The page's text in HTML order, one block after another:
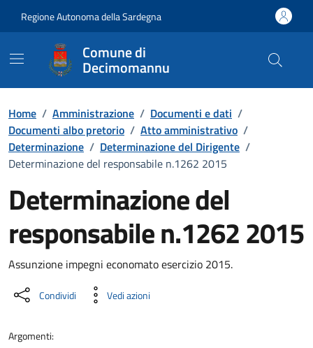
Regione Autonoma della Sardegna
Comune di
Decimomannu
Home / Amministrazione / Documenti e dati /
Documenti albo pretorio / Atto amministrativo /
Determinazione / Determinazione del Dirigente /
Determinazione del responsabile n.1262 2015
Determinazione del
responsabile n.1262 2015
Dettaglio del documento
Assunzione impegni economato esercizio 2015.
Condividi Vedi azioni
Argomenti: